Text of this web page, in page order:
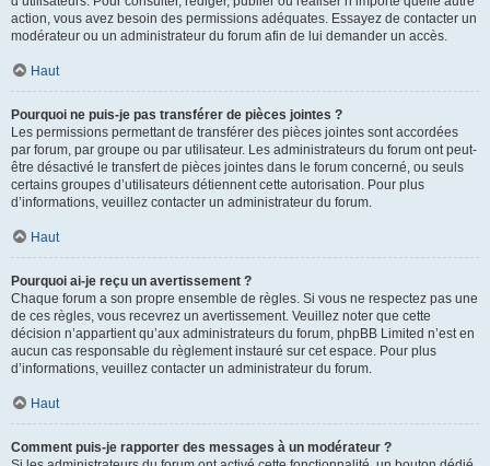
action, vous avez besoin des permissions adéquates. Essayez de contacter un
modérateur ou un administrateur du forum afin de lui demander un accès.
Haut
Pourquoi ne puis-je pas transférer de pièces jointes ?
Les permissions permettant de transférer des pièces jointes sont accordées
par forum, par groupe ou par utilisateur. Les administrateurs du forum ont peut-
être désactivé le transfert de pièces jointes dans le forum concerné, ou seuls
certains groupes d’utilisateurs détiennent cette autorisation. Pour plus
d’informations, veuillez contacter un administrateur du forum.
Haut
Pourquoi ai-je reçu un avertissement ?
Chaque forum a son propre ensemble de règles. Si vous ne respectez pas une
de ces règles, vous recevrez un avertissement. Veuillez noter que cette
décision n’appartient qu’aux administrateurs du forum, phpBB Limited n’est en
aucun cas responsable du règlement instauré sur cet espace. Pour plus
d’informations, veuillez contacter un administrateur du forum.
Haut
Comment puis-je rapporter des messages à un modérateur ?